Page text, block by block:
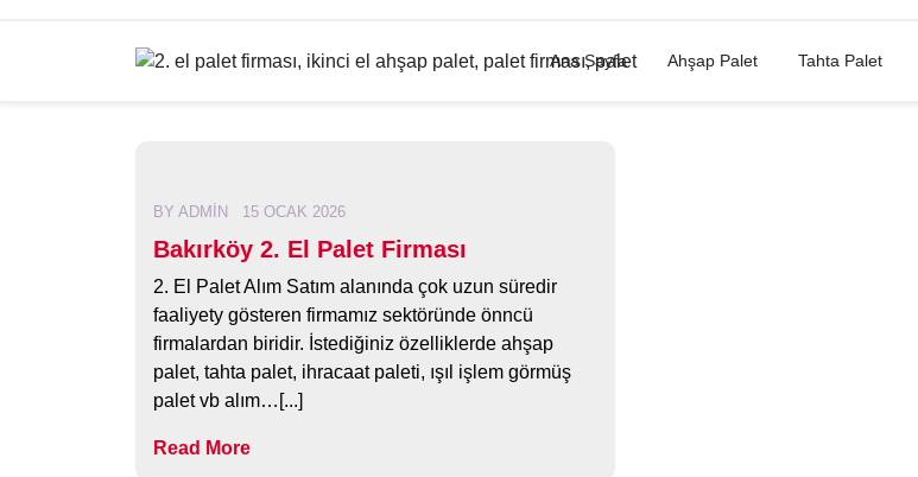
Ana Sayfa Ahşap Palet Tahta Palet
BY ADMIN 15 OCAK 2026
Bakırköy 2. El Palet Firması
2. El Palet Alım Satım alanında çok uzun süredir
faaliyety gösteren firmamız sektöründe önncü
firmalardan biridir. İstediğiniz özelliklerde ahşap
palet, tahta palet, ihracaat paleti, ışıl işlem görmüş
palet vb alım…[...]
Read More